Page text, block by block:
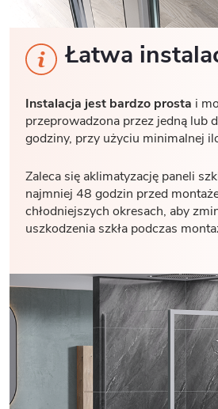
Łatwa
Instalacja jest bardzo prosta i
przeprowadzona przez jedną lub
godziny, przy użyciu minimalnej
Zaleca się aklimatyzację paneli
najmniej 48 godzin przed
chłodniejszych okresach, aby
uszkodzenia szkła podczas